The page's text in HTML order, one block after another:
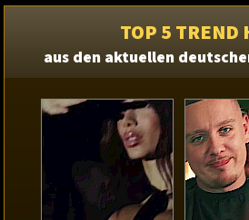
TOP 5 TREND
aus den aktuellen